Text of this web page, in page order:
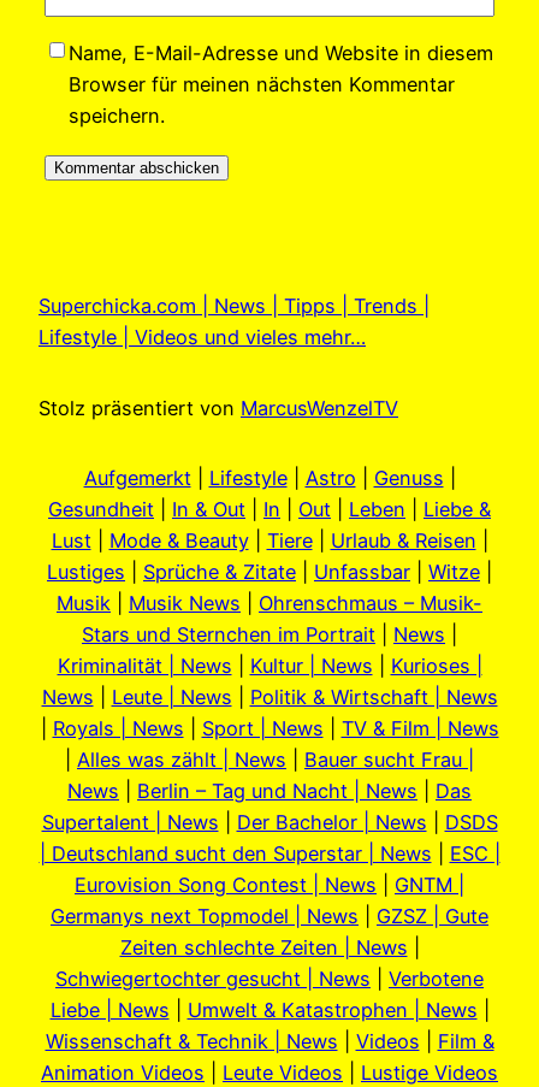
Name, E-Mail-Adresse und Website in diesem
Browser für meinen nächsten Kommentar
speichern.
Superchicka.com | News | Tipps | Trends |
Lifestyle | Videos und vieles mehr…
Stolz präsentiert von MarcusWenzelTV
Aufgemerkt| Lifestyle| Astro Genuss
Gesundheit
In & Out In Out Leben
Liebe &
Lust| Mode & Beauty| Tiere| Urlaub & Reisen
Lustiges
Sprüche & Zitate Unfassbar Witze
Musik
Musik News
Ohrenschmaus – Musik-
Stars und Sternchen im Portrait
News
Kriminalität | News
Kultur | News
Kurioses |
News
Leute | News
Politik & Wirtschaft | News
Royals | News Sport | News
TV & Film | News
Alles was zählt | News
Bauer sucht Frau |
News
Berlin – Tag und Nacht | News
Das
Supertalent | News
Der Bachelor | News
DSDS
| Deutschland sucht den Superstar | News
ESC |
Eurovision Song Contest | News
GNTM |
Germanys next Topmodel | News
GZSZ | Gute
Zeiten schlechte Zeiten | News
Schwiegertochter gesucht | News
Verbotene
Liebe | News
Umwelt & Katastrophen | News
Wissenschaft & Technik | News
Videos
Film &
Animation Videos
Leute Videos Lustige Videos